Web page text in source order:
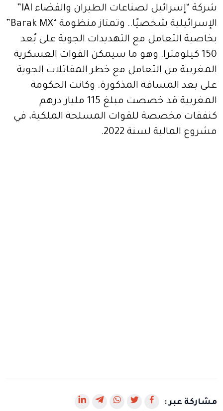
شركة “إسرائيل لصناعات الطيران والفضاء IAI”
الإسرائيلية شخصيًا.. وتمتاز منظومة “Barak MX”
بخاصية التعامل مع التهديدات الجوية على بُعد
150 كيلومترا. وهو ما سيمكن القوات العسكرية
المغربية من التعامل مع خطر المقاتلات الجوية
على بعد المسافة المذكورة. وكانت الحكومة
المغربية قد خصصت مبلغ 115 مليار درهم
كنفقات مخصصة للقوات المسلحة الملكية، في
مشروع المالية لسنة 2022.
مشاركة عبر :
رابط رابطرابطرابطرابط